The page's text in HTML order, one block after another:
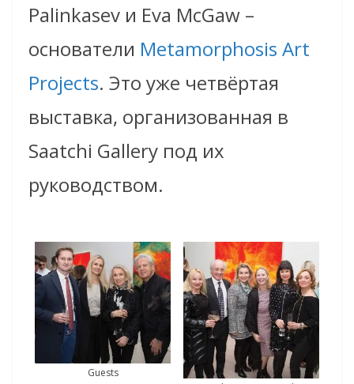
Palinkasev и Eva McGaw –
основатели Metamorphosis Art
Projects. Это уже четвёртая
выставка, организованная в
Saatchi Gallery под их
руководством.
Guests